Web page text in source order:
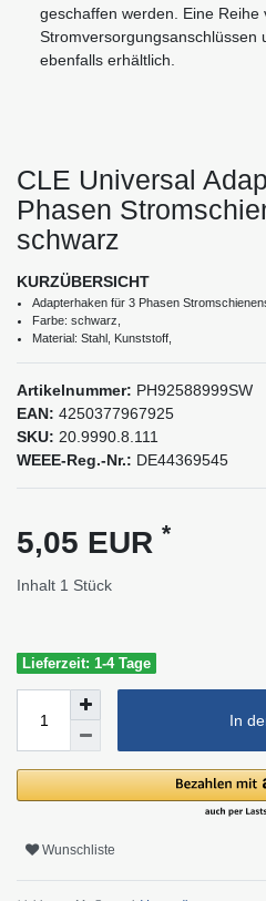
geschaffen werden. Eine Reihe
Stromversorgungsanschlüssen
ebenfalls erhältlich.
CLE Universal
Phasen
schwarz
KURZÜBERSICHT
Adapterhaken für 3 Phasen
Farbe: schwarz,
Material: Stahl, Kunststoff,
Artikelnummer: PH92588999SW
EAN: 4250377967925
SKU: 20.9990.8.111
WEEE-Reg.-Nr.: DE44369545
5,05 EUR *
Inhalt 1 Stück
Lieferzeit: 1-4 Tage
In
Wunschliste